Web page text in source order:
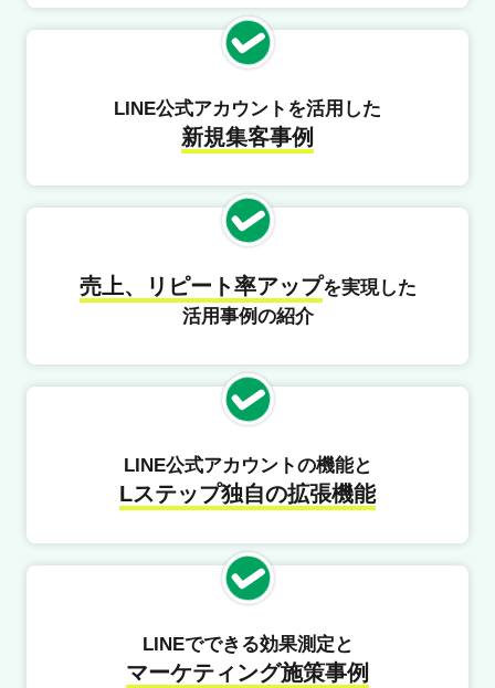
LINE公式アカウントを活用した
新規集客事例
売上、リピート率アップを実現した
活用事例の紹介
LINE公式アカウントの機能と
Lステップ独自の拡張機能
LINEでできる効果測定と
マーケティング施策事例